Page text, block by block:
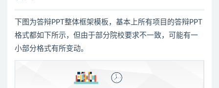
下图为答辩PPT整体框架模板，基本上所有项目的答辩PPT
格式都如下所示，但由于部分院校要求不一致，可能有一
小部分格式有所变动。